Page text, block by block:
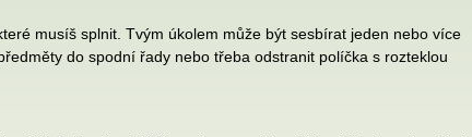
musíš splnit. Tvým úkolem může být sesbírat jeden nebo více
do spodní řady nebo třeba odstranit políčka s rozteklou